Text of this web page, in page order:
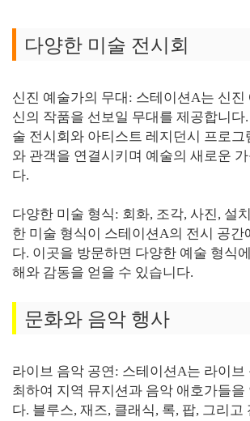
다양한 미술 전시회
신진 예술가의 무대: 스테이션A는 신진
신의 작품을 선보일 무대를 제공합니다
술 전시회와 아티스트 레지던시 프로
와 관객을 연결시키며 예술의 새로운
다.
다양한 미술 형식: 회화, 조각, 사진, 설
한 미술 형식이 스테이션A의 전시 공간
다. 이곳을 방문하면 다양한 예술 형식
해와 감동을 얻을 수 있습니다.
문화와 음악 행사
라이브 음악 공연: 스테이션A는 라이브
최하여 지역 뮤지션과 음악 애호가들을
다. 블루스, 재즈, 클래식, 록, 팝, 그리고